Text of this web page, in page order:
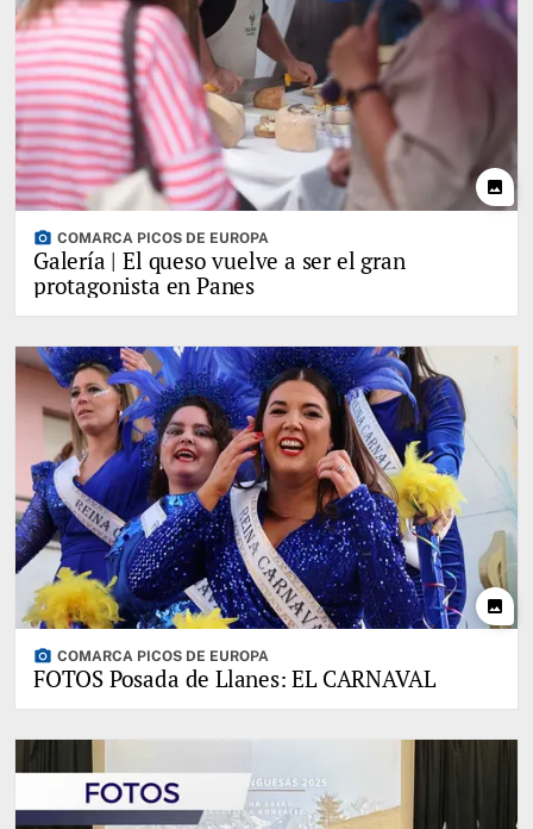
photo
photo_camera COMARCA PICOS DE EUROPA
Galería | El queso vuelve a ser el gran
protagonista en Panes
photo
photo_camera COMARCA PICOS DE EUROPA
FOTOS Posada de Llanes: EL CARNAVAL